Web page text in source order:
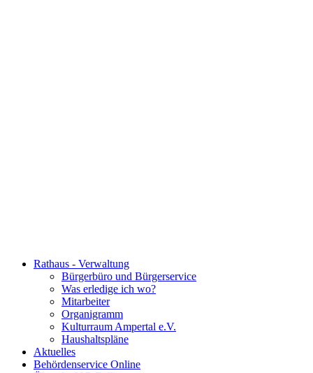
Rathaus - Verwaltung
Bürgerbüro und Bürgerservice
Was erledige ich wo?
Mitarbeiter
Organigramm
Kulturraum Ampertal e.V.
Haushaltspläne
Aktuelles
Behördenservice Online